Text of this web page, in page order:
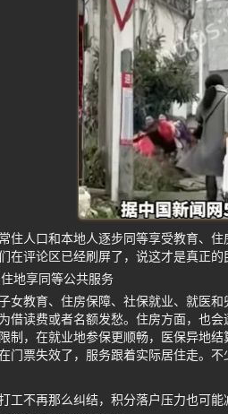
住人口和本地人逐步同等享受教育、
在评论区已经刷屏了，说这才是真正的
地享同等公共服务
女教育、住房保障、社保就业、就医
借读费或者名额发愁。住房方面，也
制，在就业地参保更顺畅，医保异地
门票失效了，服务跟着实际居住走。
工不再那么纠结，积分落户压力也可能